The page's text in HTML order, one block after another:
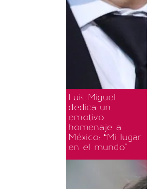
Luis Miguel
dedica un
emotivo
homenaje a
México: “Mi lugar
en el mundo"